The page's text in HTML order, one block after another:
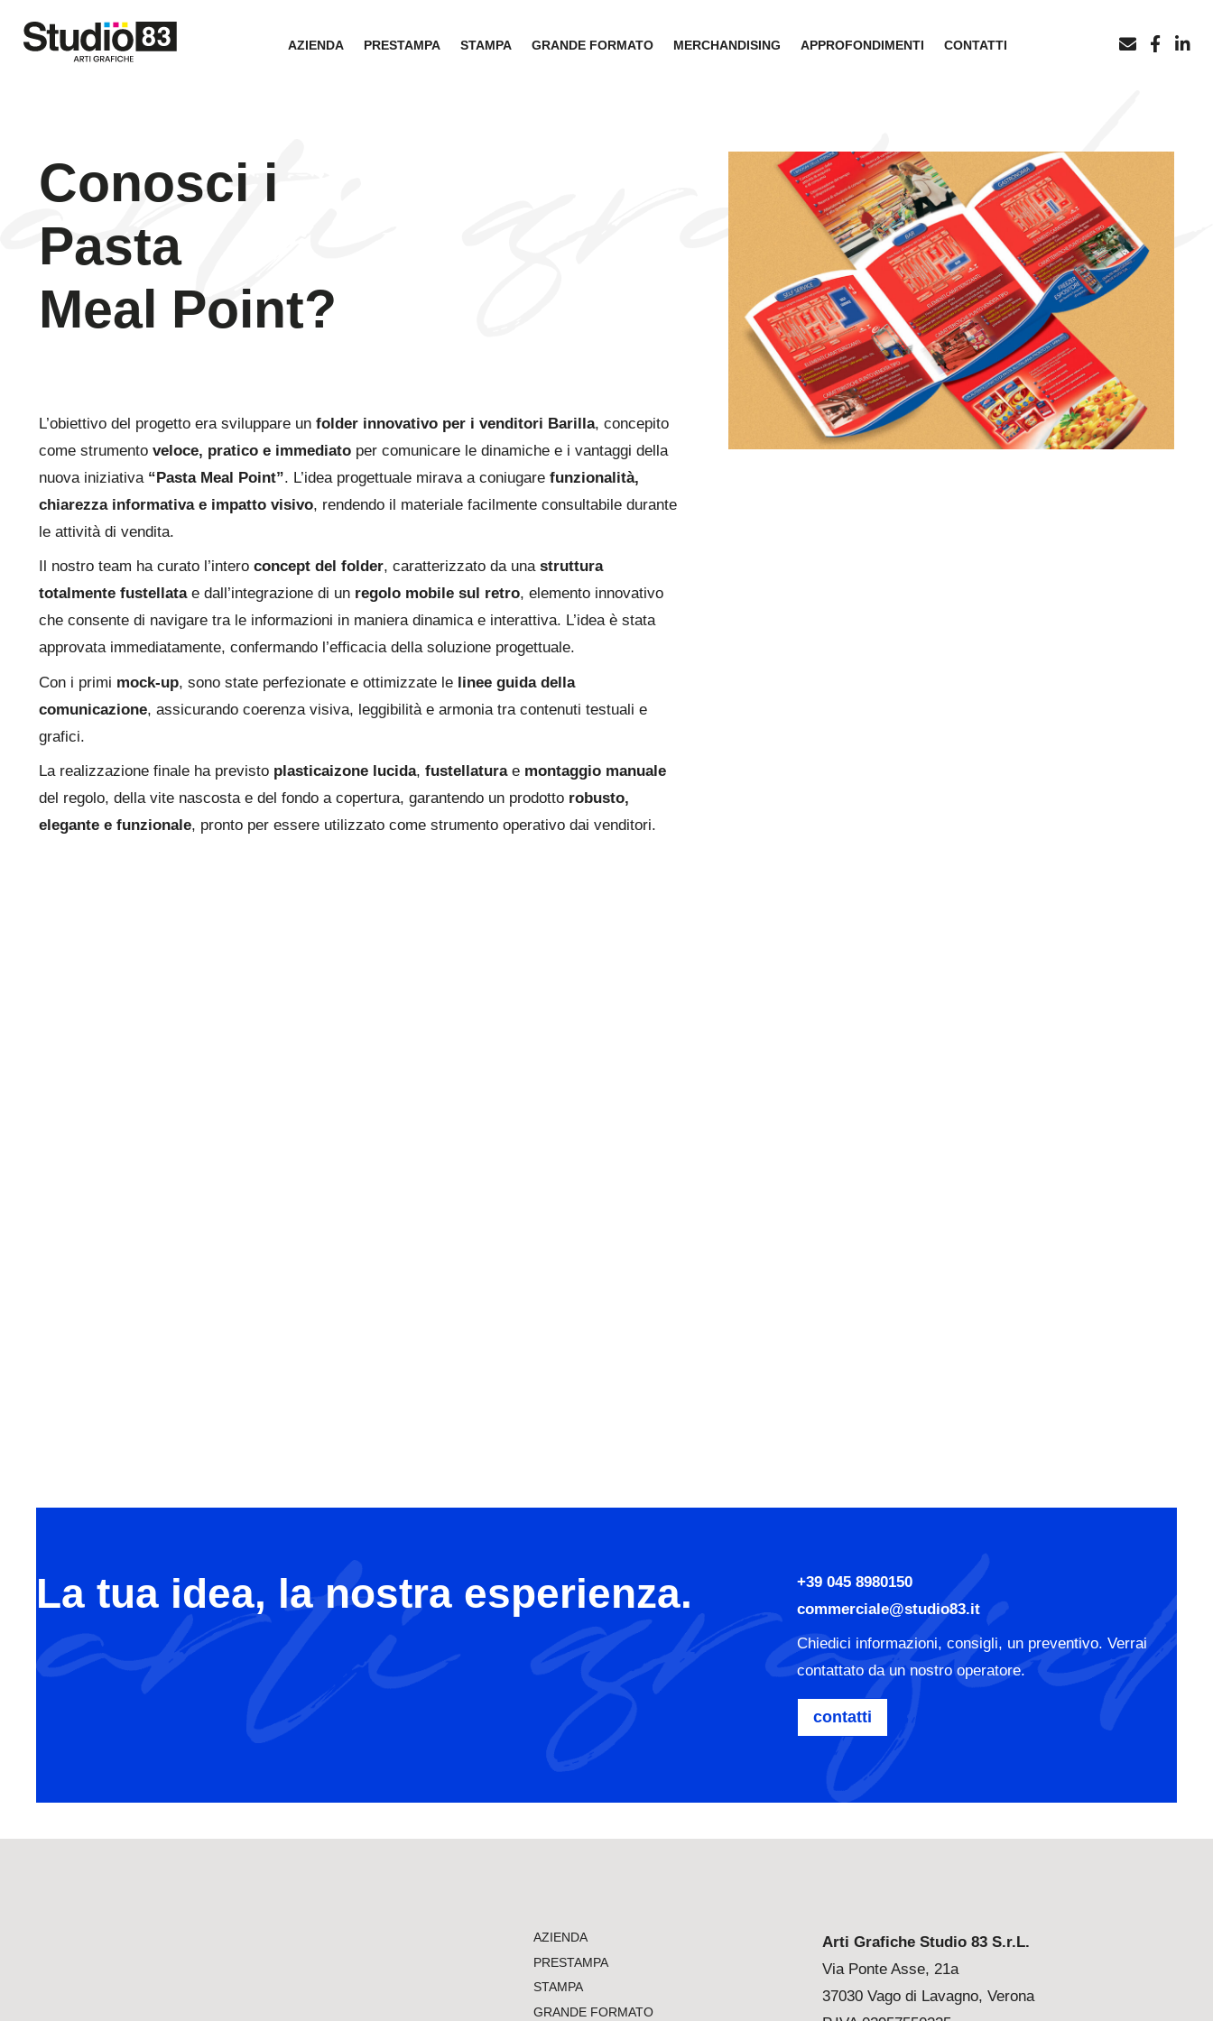
AZIENDA PRESTAMPA STAMPA GRANDE FORMATO MERCHANDISING APPROFONDIMENTI CONTATTI
Conosci i
Pasta
Meal Point?
L’obiettivo del progetto era sviluppare un folder innovativo per i venditori Barilla, concepito
come strumento veloce, pratico e immediatoper comunicare le dinamiche e i vantaggi della
nuova iniziativa “Pasta Meal Point”. L’idea progettuale mirava a coniugare funzionalità,
chiarezza informativa e impatto visivo, rendendo il materiale facilmente consultabile durante
le attività di vendita.
Il nostro team ha curato l’intero concept del folder, caratterizzato da una struttura
totalmente fustellatae dall’integrazione di un regolo mobile sul retro, elemento innovativo
che consente di navigare tra le informazioni in maniera dinamica e interattiva. L’idea è stata
approvata immediatamente, confermando l’efficacia della soluzione progettuale.
Con i primi mock-up, sono state perfezionate e ottimizzate le linee guida della
comunicazione, assicurando coerenza visiva, leggibilità e armonia tra contenuti testuali e
grafici.
La realizzazione finale ha previsto plasticaizone lucida, fustellaturae montaggio manuale
del regolo, della vite nascosta e del fondo a copertura, garantendo un prodotto robusto,
elegante e funzionale, pronto per essere utilizzato come strumento operativo dai venditori.
La tua idea, la nostra esperienza.
+39 045 8980150
commerciale@studio83.it
Chiedici informazioni, consigli, un preventivo. Verrai
contattato da un nostro operatore.
contatti
AZIENDA
PRESTAMPA
STAMPA
GRANDE FORMATO
Arti Grafiche Studio 83 S.r.L.
Via Ponte Asse, 21a
37030 Vago di Lavagno, Verona